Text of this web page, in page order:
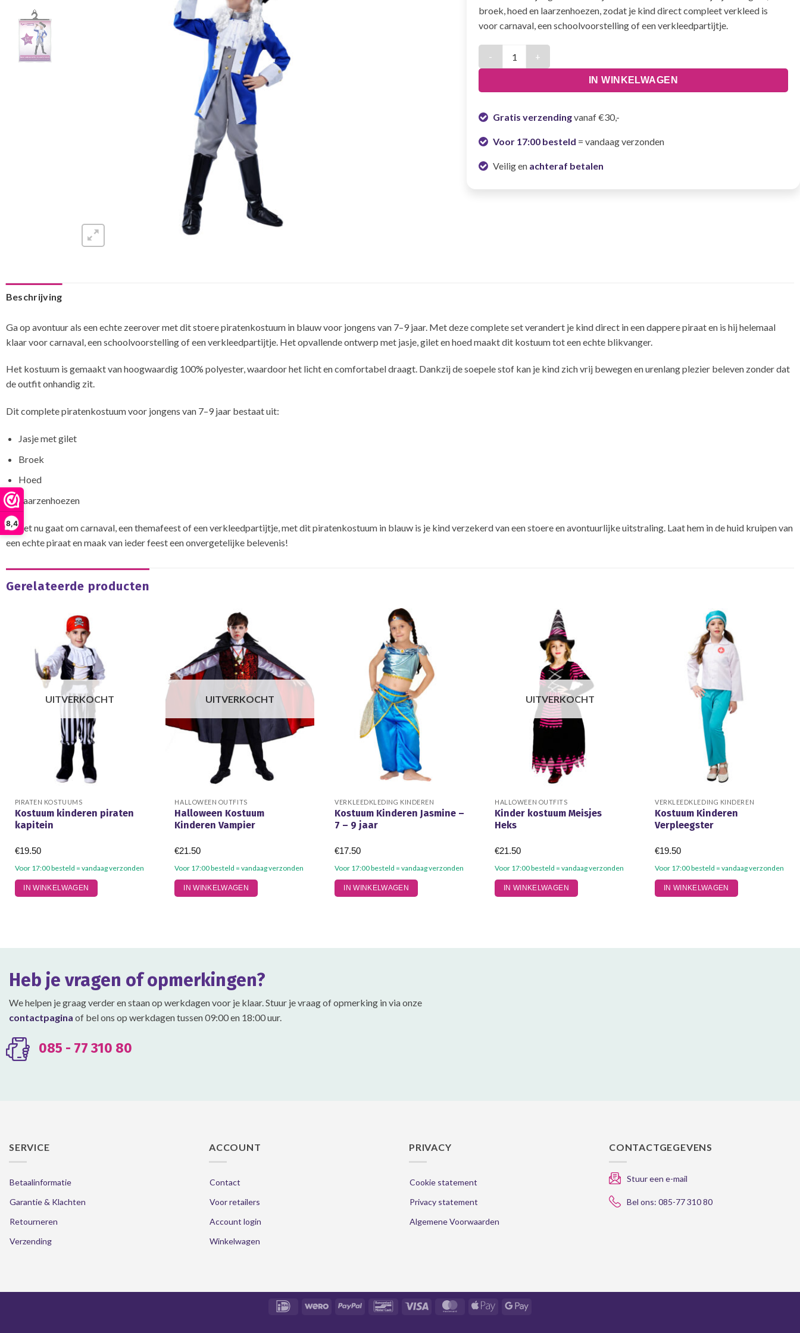
8,4
broek, hoed en laarzenhoezen, zodat je kind direct compleet verkleed is
voor carnaval, een schoolvoorstelling of een verkleedpartijtje.
IN WINKELWAGEN
Gratis verzendingvanaf €30,-
Voor 17:00 besteld = vandaag verzonden
Veilig en achteraf betalen
Beschrijving
Ga op avontuur als een echte zeerover met dit stoere piratenkostuum in blauw voor jongens van 7–9 jaar. Met deze complete set verandert je kind direct in een dappere piraat en is hij helemaal
klaar voor carnaval, een schoolvoorstelling of een verkleedpartijtje. Het opvallende ontwerp met jasje, gilet en hoed maakt dit kostuum tot een echte blikvanger.
Het kostuum is gemaakt van hoogwaardig 100% polyester, waardoor het licht en comfortabel draagt. Dankzij de soepele stof kan je kind zich vrij bewegen en urenlang plezier beleven zonder dat
de outfit onhandig zit.
Dit complete piratenkostuum voor jongens van 7–9 jaar bestaat uit:
Jasje met gilet
Broek
Hoed
Laarzenhoezen
Of het nu gaat om carnaval, een themafeest of een verkleedpartijtje, met dit piratenkostuum in blauw is je kind verzekerd van een stoere en avontuurlijke uitstraling. Laat hem in de huid kruipen van
een echte piraat en maak van ieder feest een onvergetelijke belevenis!
Gerelateerde producten
UITVERKOCHT
PIRATEN KOSTUUMS
Kostuum kinderen piraten
kapitein
Voor 17:00 besteld = vandaag verzonden
€19.50
IN WINKELWAGEN
Dit
product
Deze
kan
gekozen
worden
op
productpagina
UITVERKOCHT
HALLOWEEN OUTFITS
Halloween Kostuum
Kinderen Vampier
Voor 17:00 besteld = vandaag verzonden
€21.50
IN WINKELWAGEN
Dit
product
Deze
kan
gekozen
worden
op
VERKLEEDKLEDING KINDEREN
Kostuum Kinderen Jasmine –
7 – 9 jaar
Voor 17:00 besteld = vandaag verzonden
€17.50
IN WINKELWAGEN
UITVERKOCHT
HALLOWEEN OUTFITS
Kinder kostuum Meisjes
Heks
Voor 17:00 besteld = vandaag verzonden
€21.50
IN WINKELWAGEN
Dit
product
Deze
VERKLEEDKLEDING KINDEREN
Kostuum Kinderen
Verpleegster
Voor 17:00 besteld = vandaag verzonden
€19.50
IN WINKELWAGEN
Dit
product
Deze
Heb je vragen of opmerkingen?
We helpen je graag verder en staan op werkdagen voor je klaar. Stuur je vraag of opmerking in via onze
contactpagina of bel ons op werkdagen tussen 09:00 en 18:00 uur.
085 - 77 310 80
SERVICE
Betaalinformatie
Garantie & Klachten
Retourneren
Verzending
ACCOUNT
Contact
Voor retailers
Account login
Winkelwagen
PRIVACY
Cookie statement
Privacy statement
Algemene Voorwaarden
CONTACTGEGEVENS
Stuur een e-mail
Bel ons: 085-77 310 80